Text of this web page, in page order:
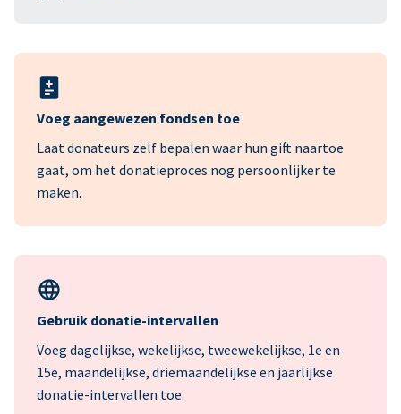
Voeg aangewezen fondsen toe
Laat donateurs zelf bepalen waar hun gift naartoe
gaat, om het donatieproces nog persoonlijker te
maken.
Gebruik donatie-intervallen
Voeg dagelijkse, wekelijkse, tweewekelijkse, 1e en
15e, maandelijkse, driemaandelijkse en jaarlijkse
donatie-intervallen toe.